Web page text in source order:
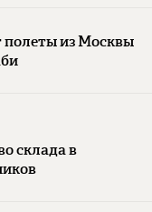
полеты из Москвы
склада в